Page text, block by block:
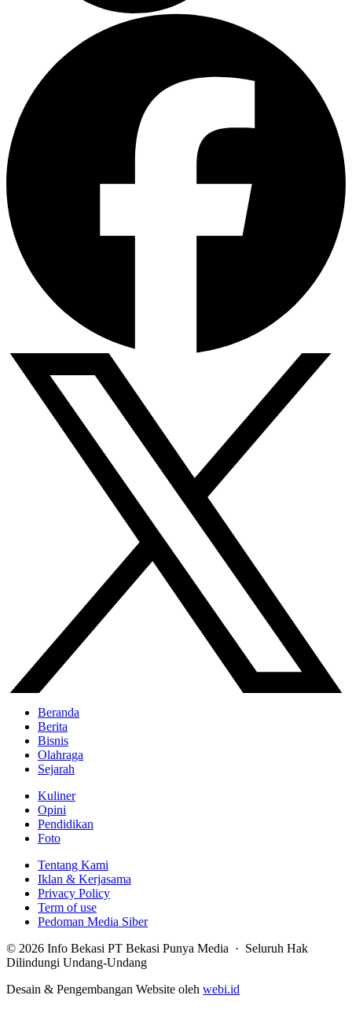
Beranda
Berita
Bisnis
Olahraga
Sejarah
Kuliner
Opini
Pendidikan
Foto
Tentang Kami
Iklan & Kerjasama
Privacy Policy
Term of use
Pedoman Media Siber
© 2026 Info Bekasi PT Bekasi Punya Media · Seluruh Hak
Dilindungi Undang-Undang
Desain & Pengembangan Website oleh webi.id